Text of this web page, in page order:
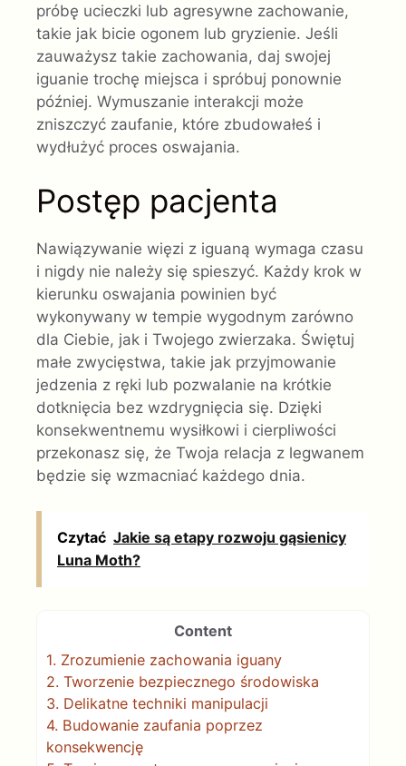
próbę ucieczki lub agresywne zachowanie,
takie jak bicie ogonem lub gryzienie. Jeśli
zauważysz takie zachowania, daj swojej
iguanie trochę miejsca i spróbuj ponownie
później. Wymuszanie interakcji może
zniszczyć zaufanie, które zbudowałeś i
wydłużyć proces oswajania.
Postęp pacjenta
Nawiązywanie więzi z iguaną wymaga czasu
i nigdy nie należy się spieszyć. Każdy krok w
kierunku oswajania powinien być
wykonywany w tempie wygodnym zarówno
dla Ciebie, jak i Twojego zwierzaka. Świętuj
małe zwycięstwa, takie jak przyjmowanie
jedzenia z ręki lub pozwalanie na krótkie
dotknięcia bez wzdrygnięcia się. Dzięki
konsekwentnemu wysiłkowi i cierpliwości
przekonasz się, że Twoja relacja z legwanem
będzie się wzmacniać każdego dnia.
Czytać Jakie są etapy rozwoju gąsienicy
Luna Moth?
Content
1. Zrozumienie zachowania iguany
2. Tworzenie bezpiecznego środowiska
3. Delikatne techniki manipulacji
4. Budowanie zaufania poprzez
konsekwencję